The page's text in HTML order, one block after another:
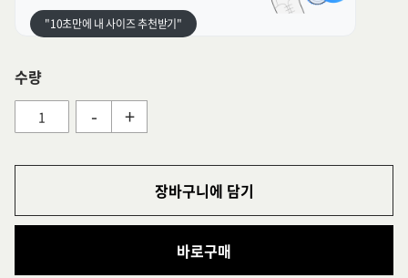
"10초만에 내 사이즈 추천받기"
수량
- +
장바구니에 담기
바로구매